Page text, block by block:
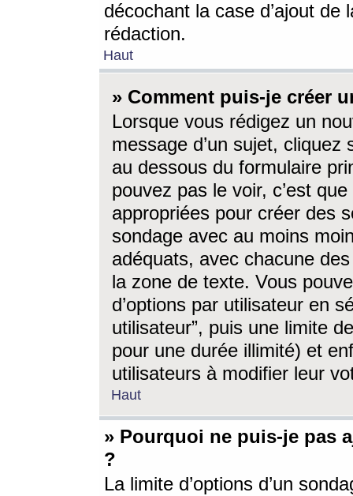
décochant la case d’ajout
rédaction.
Haut
» Comment puis-je créer
Lorsque vous rédigez un
message d’un sujet, cliquez
au dessous du formulaire
pouvez pas le voir, c’est
appropriées pour créer des
sondage avec au moins
adéquats, avec chacune
la zone de texte. Vous
d’options par utilisateur en
utilisateur”, puis une limite
pour une durée illimité) et
utilisateurs à modifier leur
Haut
» Pourquoi ne puis-je pas
?
La limite d’options d’un